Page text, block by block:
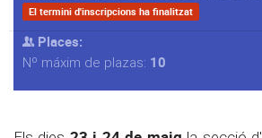
El termini d'inscripcions ha finalitzat
Places:
Nº máxim de plazas: 10